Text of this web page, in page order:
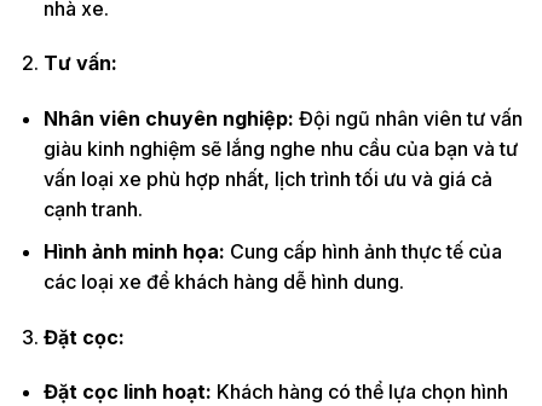
nhà xe.
Tư vấn:
Nhân viên chuyên nghiệp: Đội ngũ nhân viên tư vấn
giàu kinh nghiệm sẽ lắng nghe nhu cầu của bạn và tư
vấn loại xe phù hợp nhất, lịch trình tối ưu và giá cả
cạnh tranh.
Hình ảnh minh họa: Cung cấp hình ảnh thực tế của
các loại xe để khách hàng dễ hình dung.
Đặt cọc:
Đặt cọc linh hoạt: Khách hàng có thể lựa chọn hình